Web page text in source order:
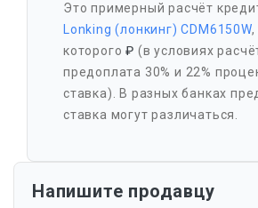
Это примерный расчёт
Lonking (лонкинг) CDM6150W,
которого₽ (в условиях
предоплата 30% и 22%
ставка). В разных банках
ставка могут различаться.
Напишите продавцу